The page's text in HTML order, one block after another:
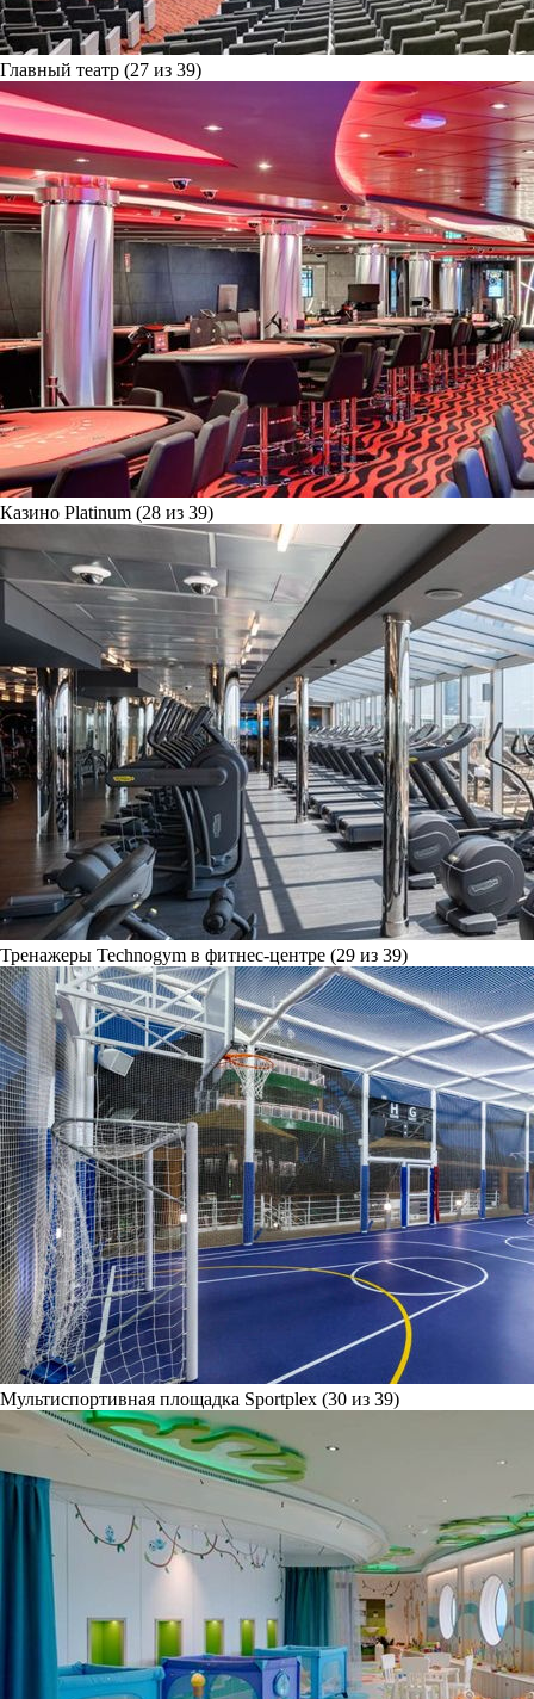
Главный театр (27 из 39)
Казино Platinum (28 из 39)
Тренажеры Technogym в фитнес-центре (29 из 39)
Мультиспортивная площадка Sportplex (30 из 39)